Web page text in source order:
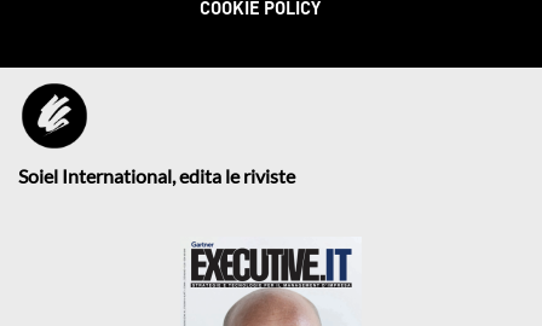
COOKIE POLICY
Soiel International, edita le riviste